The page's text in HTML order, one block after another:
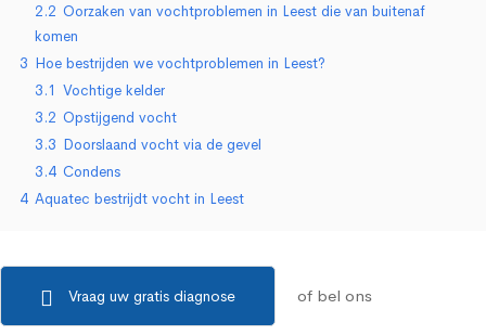
2.2 Oorzaken van vochtproblemen in Leest die van buitenaf
komen
3 Hoe bestrijden we vochtproblemen in Leest?
3.1 Vochtige kelder
3.2 Opstijgend vocht
3.3 Doorslaand vocht via de gevel
3.4 Condens
4 Aquatec bestrijdt vocht in Leest
Vraag uw gratis diagnose of bel ons